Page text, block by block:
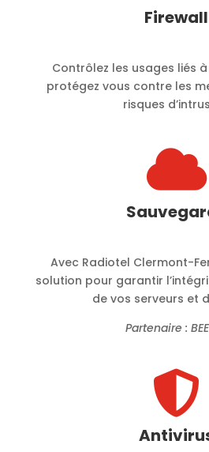
Firewall
Contrôlez les usages liés
protégez vous contre les
risques

Avec Radiotel Clermont-
solution pour garantir
de vos serveurs et
Partenaire :
